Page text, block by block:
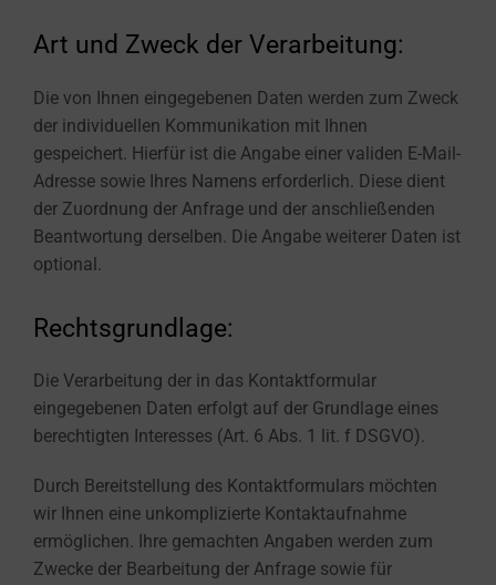
Art und Zweck der Verarbeitung:
Die von Ihnen eingegebenen Daten werden zum Zweck
der individuellen Kommunikation mit Ihnen
gespeichert. Hierfür ist die Angabe einer validen E-Mail-
Adresse sowie Ihres Namens erforderlich. Diese dient
der Zuordnung der Anfrage und der anschließenden
Beantwortung derselben. Die Angabe weiterer Daten ist
optional.
Rechtsgrundlage:
Die Verarbeitung der in das Kontaktformular
eingegebenen Daten erfolgt auf der Grundlage eines
berechtigten Interesses (Art. 6 Abs. 1 lit. f DSGVO).
Durch Bereitstellung des Kontaktformulars möchten
wir Ihnen eine unkomplizierte Kontaktaufnahme
ermöglichen. Ihre gemachten Angaben werden zum
Zwecke der Bearbeitung der Anfrage sowie für